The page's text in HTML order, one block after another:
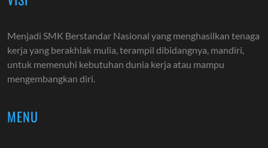
Menjadi SMK Berstandar Nasional yang menghasilkan tenaga
kerja yang berakhlak mulia, terampil dibidangnya, mandiri,
untuk memenuhi kebutuhan dunia kerja atau mampu
mengembangkan diri.
MENU